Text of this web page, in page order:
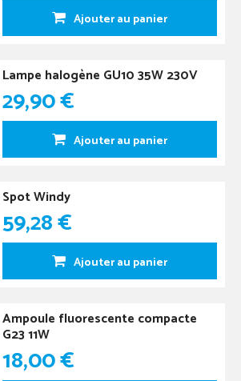
Ajouter au panier
Lampe halogène GU10 35W 230V
29,90 €
Ajouter au panier
Spot Windy
59,28 €
Ajouter au panier
Ampoule fluorescente compacte
G23 11W
18,00 €